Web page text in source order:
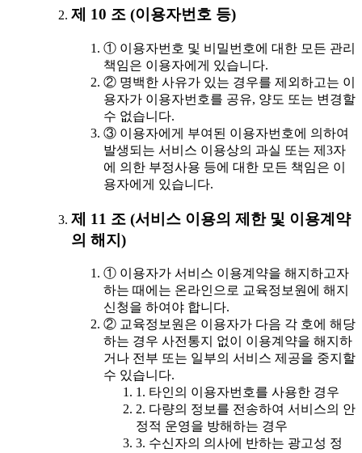
제 10 조 (이용자번호 등)
① 이용자번호 및 비밀번호에 대한 모든 관리
책임은 이용자에게 있습니다.
② 명백한 사유가 있는 경우를 제외하고는 이
용자가 이용자번호를 공유, 양도 또는 변경할
수 없습니다.
③ 이용자에게 부여된 이용자번호에 의하여
발생되는 서비스 이용상의 과실 또는 제3자
에 의한 부정사용 등에 대한 모든 책임은 이
용자에게 있습니다.
제 11 조 (서비스 이용의 제한 및 이용계약
의 해지)
① 이용자가 서비스 이용계약을 해지하고자
하는 때에는 온라인으로 교육정보원에 해지
신청을 하여야 합니다.
② 교육정보원은 이용자가 다음 각 호에 해당
하는 경우 사전통지 없이 이용계약을 해지하
거나 전부 또는 일부의 서비스 제공을 중지할
수 있습니다.
1. 타인의 이용자번호를 사용한 경우
2. 다량의 정보를 전송하여 서비스의 안
정적 운영을 방해하는 경우
3. 수신자의 의사에 반하는 광고성 정